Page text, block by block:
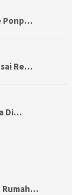
Ponp…
Re…
Di…
Rumah…